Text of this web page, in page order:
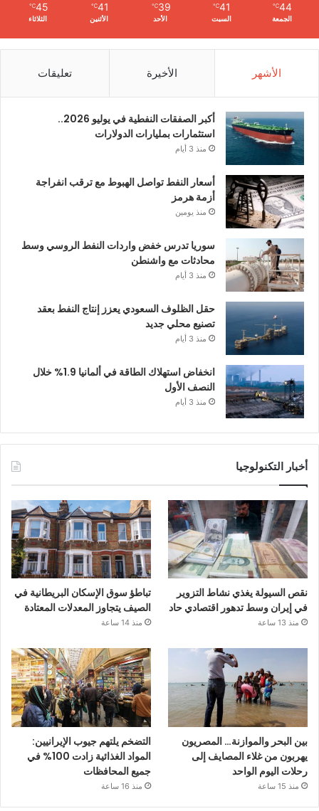
44
℃
الجمعة
41
℃
السبت
39
℃
الأحد
41
℃
الأثنين
45
℃
الثلاثاء
الأشهر الأخيرة تعليقات
أكبر الصفقات النفطية في يوليو 2026..
استثمارات بمليارات الدولارات
منذ 3 أيام
أسعار النفط تواصل الهبوط مع ترقب انفراجة
أزمة هرمز
منذ يومين
سوريا تدرس خفض واردات النفط الروسي وسط
محادثات مع واشنطن
منذ 3 أيام
حقل الظلوف السعودي يعزز إنتاج النفط بعقد
تصنيع محلي جديد
منذ 3 أيام
انخفاض استهلاك الطاقة في ألمانيا 1.9% خلال
النصف الأول
منذ 3 أيام
أخبار التكنولوجيا
نقص السيولة يغذي نشاط التزوير
في إيران وسط تدهور اقتصادي حاد
منذ 13 ساعة
تباطؤ سوق الإسكان البريطانية في
الصيف يتجاوز المعدلات المعتادة
منذ 14 ساعة
بين البحر والموازنة… المصريون
يهربون من غلاء المصايف إلى
رحلات اليوم الواحد
منذ 15 ساعة
التضخم يلتهم جيوب الإيرانيين:
المواد الغذائية زادت 100% في
جميع المحافظات
منذ 16 ساعة